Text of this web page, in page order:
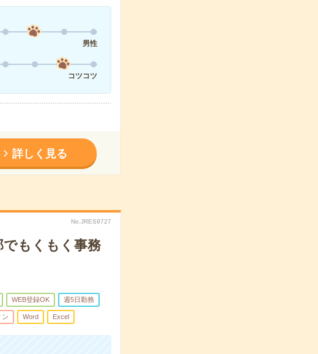
男性
コツコツ
詳しく見る
No.JRES9727
もくもく事務
WEB登録OK 週5日勤務
ン Word Excel